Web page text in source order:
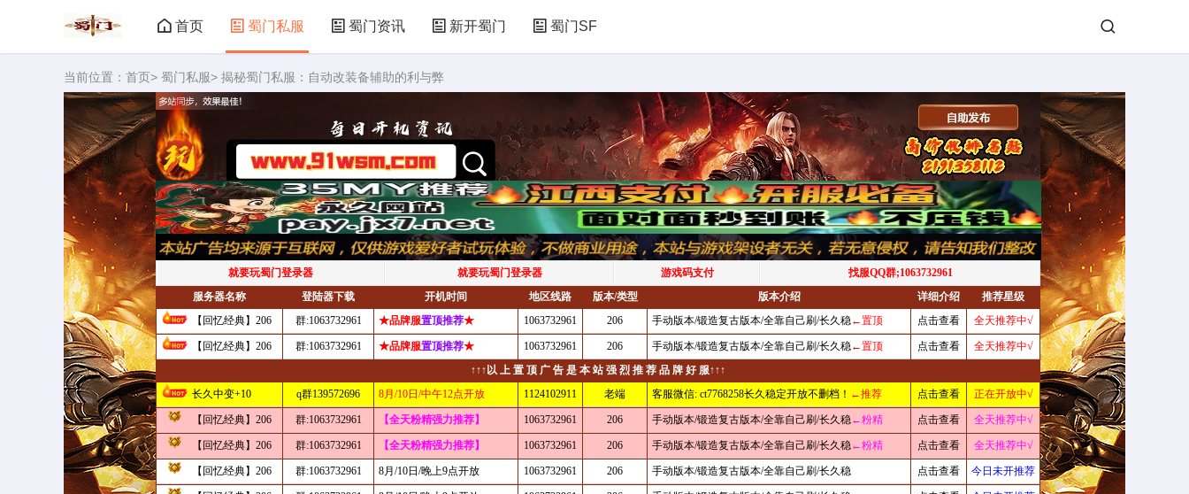
首页 蜀门私服 蜀门资讯 新开蜀门 蜀门SF
当前位置： 首页> 蜀门私服> 揭秘蜀门私服：自动改装备辅助的利与弊